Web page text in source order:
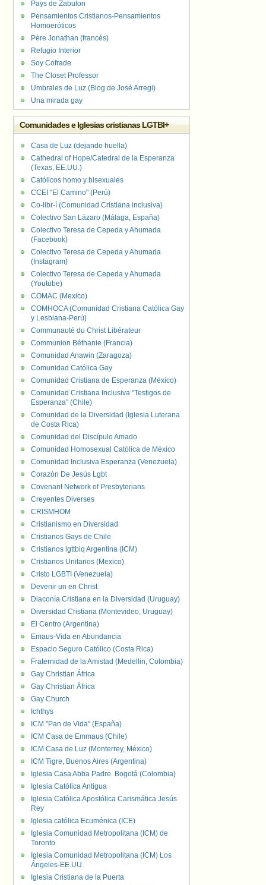
Pays de Zabulon
Pensamientos Cristianos-Pensamientos
Homoeróticos
Père Jonathan (francés)
Refugio Interior
Soy Cofrade
The Closet Professor
Umbrales de Luz (Blog de José Arregi)
Una mirada gay
Comunidades e Iglesias cristianas LGTBI+
Casa de Luz (dejando huella)
Cathedral of Hope/Catedral de la Esperanza
(Texas, EE.UU.)
Católicos homo y bisexuales
CCEI "El Camino" (Perú)
Co-libr-í (Comunidad Cristiana inclusiva)
Colectivo San Lázaro (Málaga, España)
Colectivo Teresa de Cepeda y Ahumada
(Facebook)
Colectivo Teresa de Cepeda y Ahumada
(Instagram)
Colectivo Teresa de Cepeda y Ahumada
(Youtube)
COMAC (Mexico)
COMHOCA (Comunidad Cristiana Católica Gay
y Lesbiana-Perú)
Communauté du Christ Libérateur
Communion Béthanie (Francia)
Comunidad Anawin (Zaragoza)
Comunidad Católica Gay
Comunidad Cristiana de Esperanza (México)
Comunidad Cristiana Inclusiva "Testigos de
Esperanza" (Chile)
Comunidad de la Diversidad (Iglesia Luterana
de Costa Rica)
Comunidad del Discípulo Amado
Comunidad Homosexual Católica de México
Comunidad Inclusiva Esperanza (Venezuela)
Corazón De Jesús Lgbt
Covenant Network of Presbyterians
Creyentes Diverses
CRISMHOM
Cristianismo en Diversidad
Cristianos Gays de Chile
Cristianos lgttbiq Argentina (ICM)
Cristianos Unitarios (Mexico)
Cristo LGBTI (Venezuela)
Devenir un en Christ
Diaconía Cristiana en la Diversidad (Uruguay)
Diversidad Cristiana (Montevideo, Uruguay)
El Centro (Argentina)
Emaus-Vida en Abundancia
Espacio Seguro Católico (Costa Rica)
Fraternidad de la Amistad (Medellin, Colombia)
Gay Christian África
Gay Christian África
Gay Church
Ichthys
ICM "Pan de Vida" (España)
ICM Casa de Emmaus (Chile)
ICM Casa de Luz (Monterrey, México)
ICM Tigre, Buenos Aires (Argentina)
Iglesia Casa Abba Padre. Bogotá (Colombia)
Iglesia Católica Antigua
Iglesia Católica Apostólica Carismática Jesús
Rey
Iglesia católica Ecuménica (ICE)
Iglesia Comunidad Metropolitana (ICM) de
Toronto
Iglesia Comunidad Metropolitana (ICM) Los
Ángeles-EE.UU.
Iglesia Cristiana de la Puerta